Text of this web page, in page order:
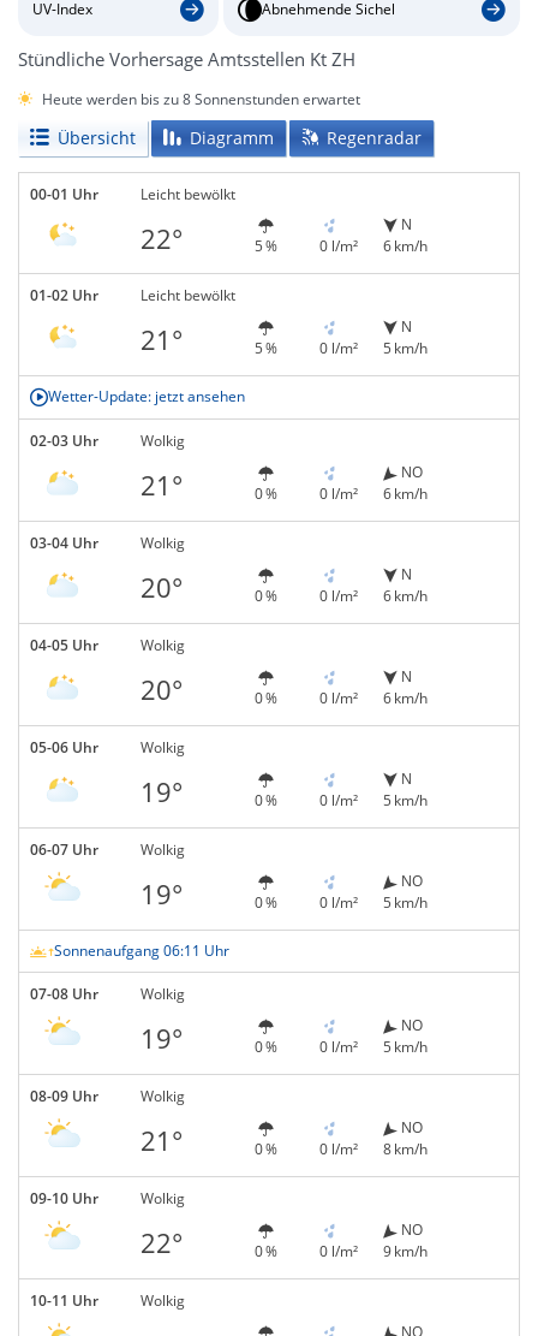
UV-Index Abnehmende Sichel
Stündliche Vorhersage Amtsstellen Kt ZH
Heute werden bis zu 8 Sonnenstunden erwartet
Übersicht Diagramm Regenradar
00-01 Uhr Leicht bewölkt
22° 5 % 0 l/m²
N
6 km/h
01-02 Uhr Leicht bewölkt
21° 5 % 0 l/m²
N
5 km/h
Wetter-Update: jetzt ansehen
02-03 Uhr Wolkig
21° 0 % 0 l/m²
NO
6 km/h
03-04 Uhr Wolkig
20° 0 % 0 l/m²
N
6 km/h
04-05 Uhr Wolkig
20° 0 % 0 l/m²
N
6 km/h
05-06 Uhr Wolkig
19° 0 % 0 l/m²
N
5 km/h
06-07 Uhr Wolkig
19° 0 % 0 l/m²
NO
5 km/h
Sonnenaufgang 06:11 Uhr
07-08 Uhr Wolkig
19° 0 % 0 l/m²
NO
5 km/h
08-09 Uhr Wolkig
21° 0 % 0 l/m²
NO
8 km/h
09-10 Uhr Wolkig
22° 0 % 0 l/m²
NO
9 km/h
10-11 Uhr Wolkig
NO